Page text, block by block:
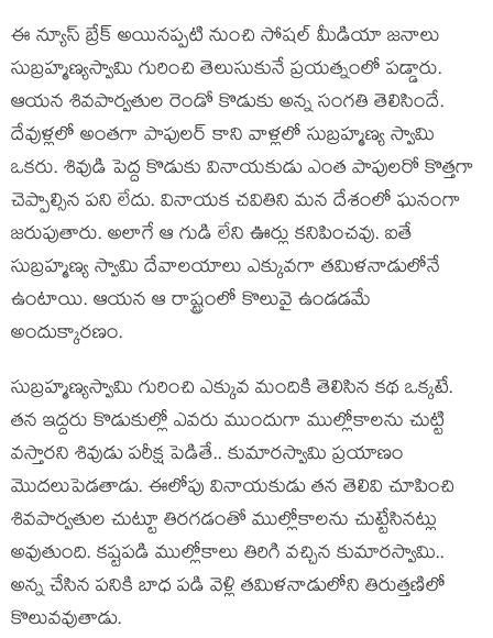
ఈ న్యూస్ బ్రేక్ అయిన‌ప్ప‌టి నుంచి సోష‌ల్ మీడియా జ‌నాలు
సుబ్ర‌హ్మ‌ణ్య‌స్వామి గురించి తెలుసుకునే ప్ర‌య‌త్నంలో ప‌డ్డారు.
ఆయ‌న శివ‌పార్వ‌తుల రెండో కొడుకు అన్న సంగ‌తి తెలిసిందే.
దేవుళ్ల‌లో అంత‌గా పాపుల‌ర్ కాని వాళ్ల‌లో సుబ్ర‌హ్మ‌ణ్య స్వామి
ఒక‌రు. శివుడి పెద్ద కొడుకు వినాయ‌కుడు ఎంత పాపుల‌రో కొత్త‌గా
చెప్పాల్సిన ప‌ని లేదు. వినాయ‌క చ‌వితిని మ‌న దేశంలో ఘ‌నంగా
జ‌రుపుతారు. అలాగే ఆ గుడి లేని ఊర్లు క‌నిపించ‌వు. ఐతే
సుబ్ర‌హ్మ‌ణ్య స్వామి దేవాల‌యాలు ఎక్కువగా త‌మిళ‌నాడులోనే
ఉంటాయి. ఆయ‌న ఆ రాష్ట్రంలో కొలువై ఉండ‌డ‌మే
అందుక్కార‌ణం.
సుబ్ర‌హ్మణ్య‌స్వామి గురించి ఎక్కువ మందికి తెలిసిన క‌థ ఒక్క‌టే.
త‌న ఇద్ద‌రు కొడుకుల్లో ఎవ‌రు ముందుగా ముల్లోకాల‌ను చుట్టి
వ‌స్తార‌ని శివుడు ప‌రీక్ష పెడితే.. కుమార‌స్వామి ప్ర‌యాణం
మొద‌లుపెడ‌తాడు. ఈలోపు వినాయ‌కుడు త‌న తెలివి చూపించి
శివ‌పార్వ‌తుల చుట్టూ తిర‌గ‌డంతో ముల్లోకాల‌ను చుట్టేసినట్లు
అవుతుంది. క‌ష్ట‌ప‌డి ముల్లోకాలు తిరిగి వ‌చ్చిన కుమార‌స్వామి..
అన్న చేసిన ప‌నికి బాధ ప‌డి వెళ్లి త‌మిళ‌నాడులోని తిరుత్త‌ణిలో
కొలువ‌వుతాడు.